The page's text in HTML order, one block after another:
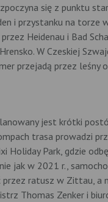
się z punktu
i przystanku na torze
Heidenau i Bad
W Czeskiej
przejadą przez leśny
jest krótki
trasa prowadzi
Holiday Park, gdzie
jak w 2021 r.,
przez ratusz w Zittau, a
Thomas Zenker i